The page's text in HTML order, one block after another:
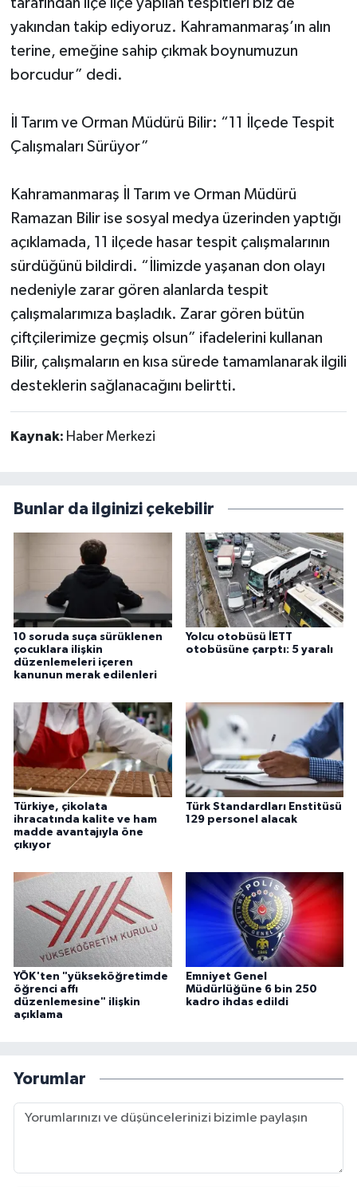
tarafından ilçe ilçe yapılan tespitleri biz de
yakından takip ediyoruz. Kahramanmaraş’ın alın
terine, emeğine sahip çıkmak boynumuzun
borcudur” dedi.
İl Tarım ve Orman Müdürü Bilir: “11 İlçede Tespit
Çalışmaları Sürüyor”
Kahramanmaraş İl Tarım ve Orman Müdürü
Ramazan Bilir ise sosyal medya üzerinden yaptığı
açıklamada, 11 ilçede hasar tespit çalışmalarının
sürdüğünü bildirdi. “İlimizde yaşanan don olayı
nedeniyle zarar gören alanlarda tespit
çalışmalarımıza başladık. Zarar gören bütün
çiftçilerimize geçmiş olsun” ifadelerini kullanan
Bilir, çalışmaların en kısa sürede tamamlanarak ilgili
desteklerin sağlanacağını belirtti.
Kaynak: Haber Merkezi
Bunlar da ilginizi çekebilir
10 soruda suça sürüklenen
çocuklara ilişkin
düzenlemeleri içeren
kanunun merak edilenleri
Yolcu otobüsü İETT
otobüsüne çarptı: 5 yaralı
Türkiye, çikolata
ihracatında kalite ve ham
madde avantajıyla öne
çıkıyor
Türk Standardları Enstitüsü
129 personel alacak
YÖK'ten "yükseköğretimde
öğrenci affı
düzenlemesine" ilişkin
açıklama
Emniyet Genel
Müdürlüğüne 6 bin 250
kadro ihdas edildi
Yorumlar